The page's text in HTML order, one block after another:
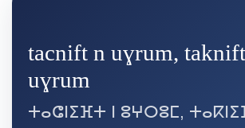
tacnift n uɣrum,
uɣrum
ⵜⴰⵛⵏⵉⴼⵜ ⵏ ⵓⵖⵔⵓⵎ,